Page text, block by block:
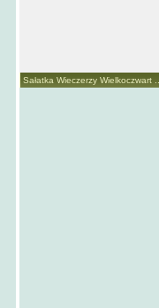
Sałatka Wieczerzy Wielkoczwart ...